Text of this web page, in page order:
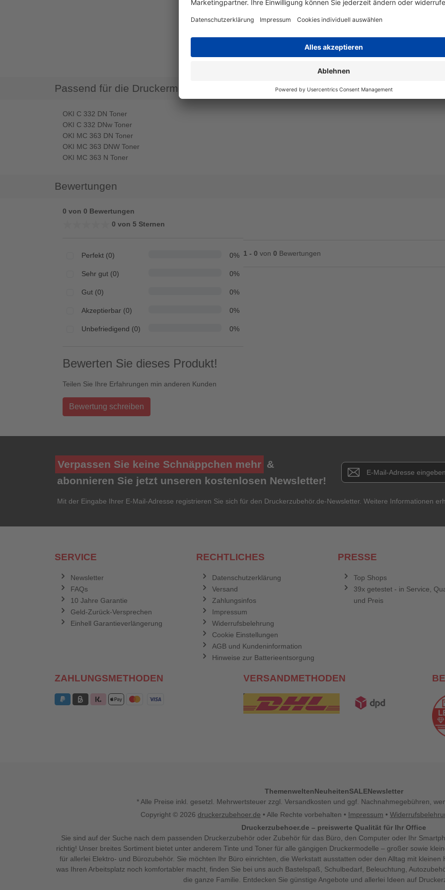
Angaben zum Hersteller
Wiegand & Partner GmbH,
Deutschland, E-Mail:
Passend für die Druckermodelle
OKI C 332 DN Toner
OKI C 332 DNw Toner
OKI MC 363 DN Toner
OKI MC 363 DNW Toner
OKI MC 363 N Toner
Bewertungen
0 von 0 Bewertungen
0 von 5 Sternen
Perfekt (0) 0%
Sehr gut (0) 0%
Gut (0) 0%
Akzeptierbar (0) 0%
Unbefriedigend (0) 0%
Bewerten Sie dieses Produkt!
Teilen Sie Ihre Erfahrungen min anderen Kunden
Bewertung schreiben
1 - 0 von 0 Bewertungen
Verpassen Sie keine Schnäppchen mehr &
abonnieren Sie jetzt unseren kostenlosen Newsletter!
Newsletter E-Mail Adresse
Mit der Eingabe Ihrer E-Mail-Adresse registrieren Sie sich für den Druckerzubehör.de-Newsletter. Weitere Informationen
SERVICE
Newsletter
FAQs
10 Jahre Garantie
Geld-Zurück-Versprechen
Einhell Garantieverlängerung
RECHTLICHES
Datenschutzerklärung
Versand
Zahlungsinfos
Impressum
Widerrufsbelehrung
Cookie Einstellungen
AGB und Kundeninformation
Hinweise zur Batterieentsorgung
PRESSE
Top Shops
39x getestet - in Service,
und Preis
ZAHLUNGSMETHODEN VERSANDMETHODEN
ThemenweltenNeuheitenSALENewsletter
* Alle Preise inkl. gesetzl. Mehrwertsteuer zzgl. Versandkosten und ggf. Nachnahmegebühren,
Copyright © 2026 druckerzubehoer.de • Alle Rechte vorbehalten • Impressum •
Druckerzubehoer.de – preiswerte Qualität für Ihr Office
Sie sind auf der Suche nach dem passenden Druckerzubehör oder Zubehör für das Büro, den Computer oder Ihr
richtig! Unser breites Sortiment bietet unter anderem Tinte und Toner für alle gängigen Druckermodelle – großer sowie
für allerlei Elektro- und Bürozubehör. Sie möchten Ihr Büro einrichten, die Werkstatt ausstatten oder den Alltag mit kleinen
was Ihren Arbeitsplatz noch komfortabler macht, finden Sie bei uns auch Bastelspaß, Schulbedarf, Beleuchtung,
die ganze Familie. Entdecken Sie günstige Angebote und allerlei Ideen auf